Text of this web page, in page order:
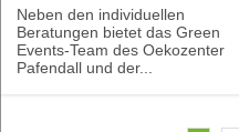
Neben den individuellen
Beratungen bietet das Green
Events-Team des Oekozenter
Pafendall und der...